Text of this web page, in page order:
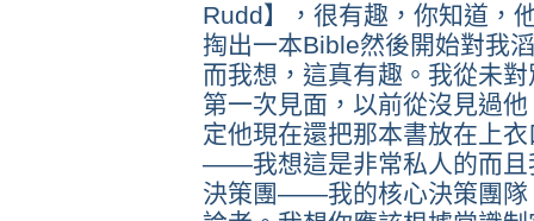
Rudd】，很有趣，你知道，
掏出一本Bible然後開始對我
而我想，這真有趣。我從未
第一次見面，以前從沒見過
定他現在還把那本書放在上
——我想這是非常私人的而且
決策團——我的核心決策團隊